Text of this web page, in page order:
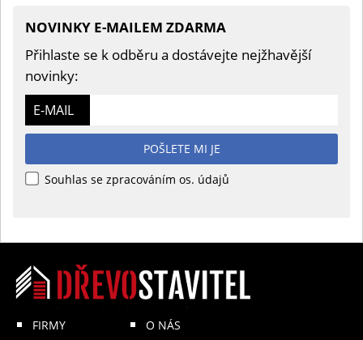
NOVINKY E-MAILEM ZDARMA
Přihlaste se k odběru a dostávejte nejžhavější
novinky:
E-MAIL
POŠLETE MI JE
Souhlas se zpracováním os. údajů
FIRMY
O NÁS